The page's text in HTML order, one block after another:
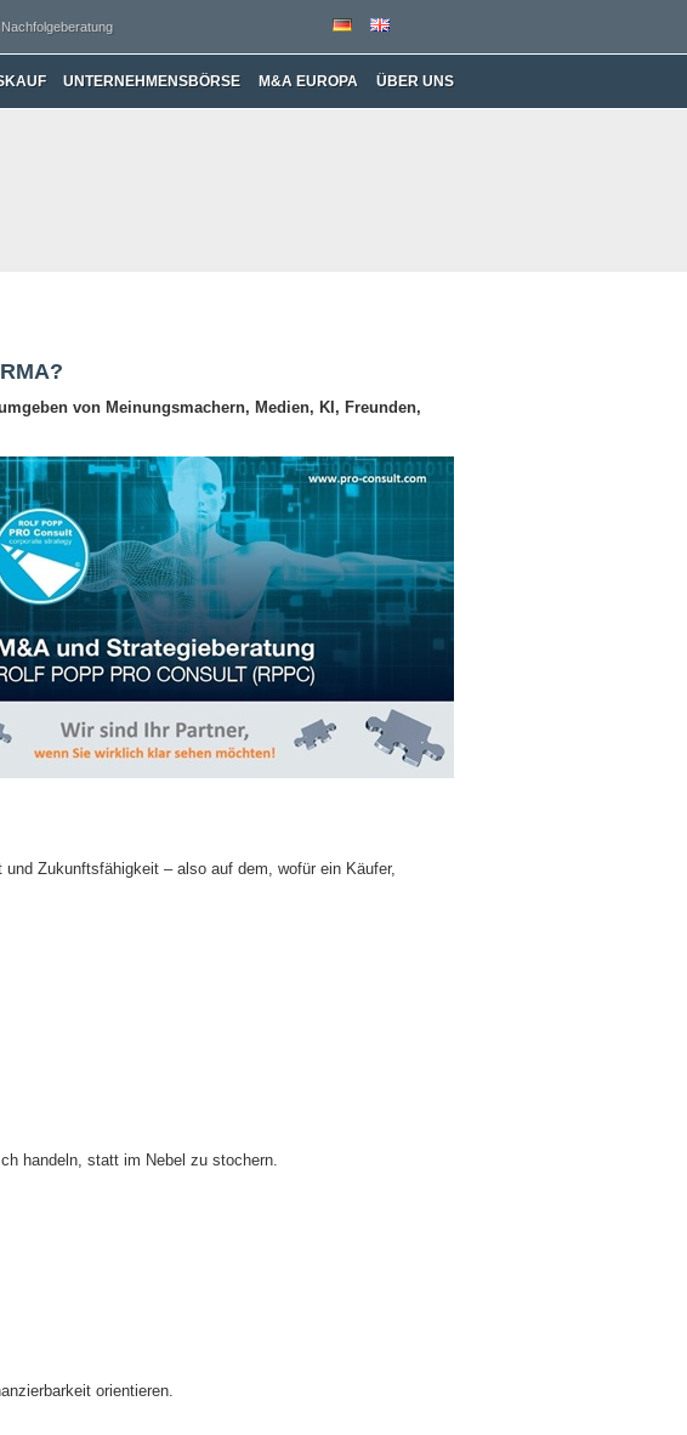
UNTERNEHMENSBÖRSE M&A EUROPA ÜBER UNS
von Meinungsmachern, Medien, KI, Freunden,
Zukunftsfähigkeit – also auf dem, wofür ein Käufer,
handeln, statt im Nebel zu stochern.
orientieren.